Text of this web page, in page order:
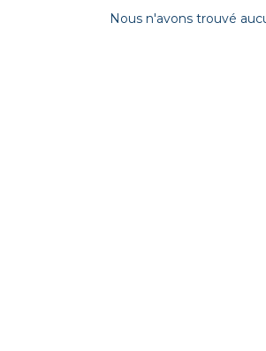
Nous n'avons trouvé